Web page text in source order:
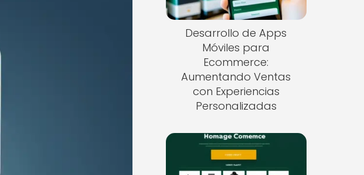
Desarrollo de Apps
Móviles para
Ecommerce:
Aumentando Ventas
con Experiencias
Personalizadas